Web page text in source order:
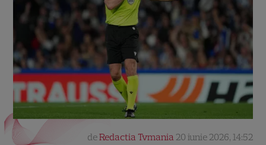
deRedactia Tvmania 20 iunie 2026, 14:52